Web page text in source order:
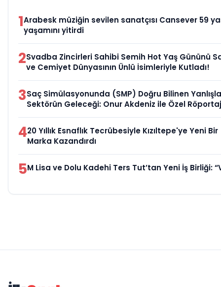
1Arabesk müziğin sevilen sanatçısı Cansever 59
yaşamını yitirdi
2Svadba Zincirleri Sahibi Semih Hot Yaş Gününü
ve Cemiyet Dünyasının Ünlü İsimleriyle Kutladı!
3Saç Simülasyonunda (SMP) Doğru Bilinen
Sektörün Geleceği: Onur Akdeniz ile Özel Röportaj
420 Yıllık Esnaflık Tecrübesiyle Kızıltepe'ye Yeni Bir
Marka Kazandırdı
5M Lisa ve Dolu Kadehi Ters Tut’tan Yeni İş Birliği: